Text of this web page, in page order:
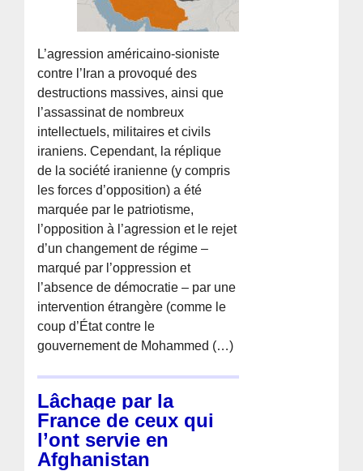
L’agression américaino-sioniste
contre l’Iran a provoqué des
destructions massives, ainsi que
l’assassinat de nombreux
intellectuels, militaires et civils
iraniens. Cependant, la réplique
de la société iranienne (y compris
les forces d’opposition) a été
marquée par le patriotisme,
l’opposition à l’agression et le rejet
d’un changement de régime –
marqué par l’oppression et
l’absence de démocratie – par une
intervention étrangère (comme le
coup d’État contre le
gouvernement de Mohammed (…)
Lâchage par la
France de ceux qui
l’ont servie en
Afghanistan